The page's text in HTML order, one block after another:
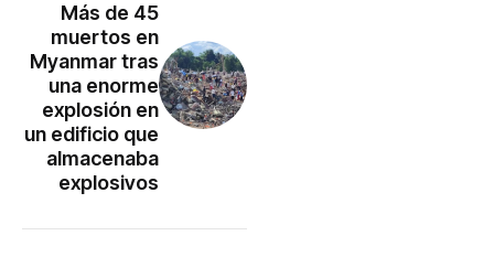
Más de 45
muertos en
Myanmar tras
una enorme
explosión en
un edificio que
almacenaba
explosivos